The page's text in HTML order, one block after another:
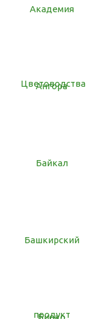
Академия
Цветоводства
Ангора
Байкал
Башкирский
продукт
Биоко